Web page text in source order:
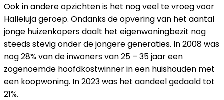
Ook in andere opzichten is het nog veel te vroeg voor
Halleluja geroep. Ondanks de opvering van het aantal
jonge huizenkopers daalt het eigenwoningbezit nog
steeds stevig onder de jongere generaties. In 2008 was
nog 28% van de inwoners van 25 – 35 jaar een
zogenoemde hoofdkostwinner in een huishouden met
een koopwoning. In 2023 was het aandeel gedaald tot
21%.